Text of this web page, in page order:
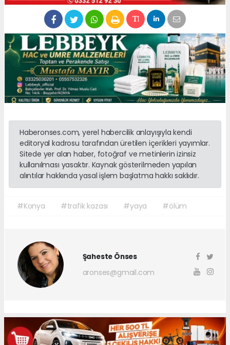
Haberonses.com, yerel habercilik anlayışıyla kendi
editoryal kadrosu tarafından üretilen içerikleri yayımlar.
Sitede yer alan haber, fotoğraf ve metinlerin izinsiz
kullanılması yasaktır. Kaynak gösterilmeden yapılan
alıntılar hakkında yasal işlem başlatma hakkı saklıdır.
#Konya #trafik kazası #yaya #ölüm
Şaheste Önses
aronses@gmail.com